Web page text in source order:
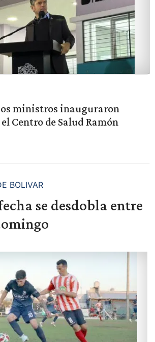
ministros inauguraron
Centro de Salud Ramón
BOLIVAR
se desdobla entre